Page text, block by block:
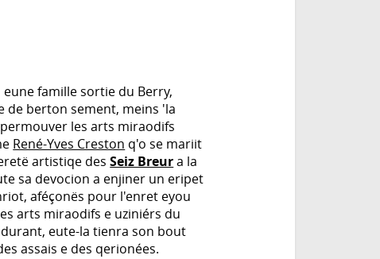
famille sortie du Berry,
de berton sement, meins 'la
les arts miraodifs
René-Yves Creston q'o se mariit
artistiqe desSeiz Breura la
sa devocion a enjiner un eripet
aféçonës pour l'enret eyou
arts miraodifs e uziniérs du
eute-la tienra son bout
assais e des qerionées.